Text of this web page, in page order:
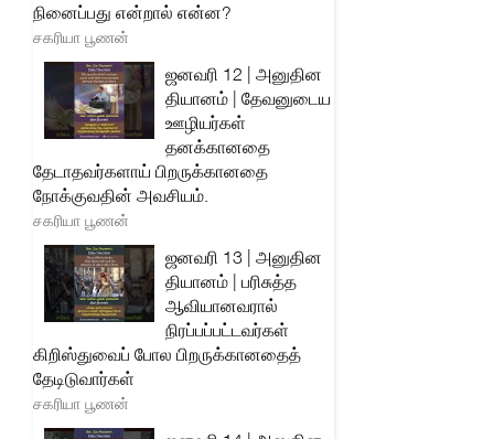
நினைப்பது என்றால் என்ன?
சகரியா பூணன்
ஜனவரி 12 | அனுதின
தியானம் | தேவனுடைய
ஊழியர்கள்
தனக்கானதை
தேடாதவர்களாய் பிறருக்கானதை
நோக்குவதின் அவசியம்.
சகரியா பூணன்
ஜனவரி 13 | அனுதின
தியானம் | பரிசுத்த
ஆவியானவரால்
நிரப்பப்பட்டவர்கள்
கிறிஸ்துவைப் போல பிறருக்கானதைத்
தேடிடுவார்கள்
சகரியா பூணன்